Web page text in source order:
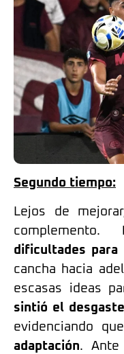
Segundo tiempo:
Lejos de
complemento.
dificultades para
cancha hacia
escasas ideas
sintió el
evidenciando
adaptación. Ante